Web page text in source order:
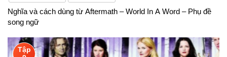
Nghĩa và cách dùng từ Aftermath – World In A Word – Phụ đề
song ngữ
Tập